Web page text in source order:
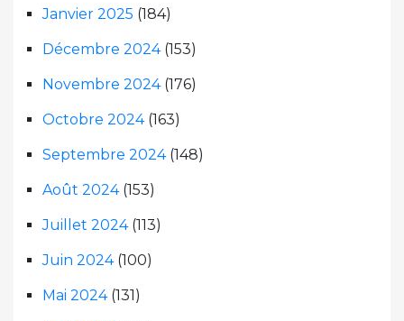
Janvier 2025 (184)
Décembre 2024(153)
Novembre 2024(176)
Octobre 2024(163)
Septembre 2024(148)
Août 2024(153)
Juillet 2024(113)
Juin 2024(100)
Mai 2024(131)